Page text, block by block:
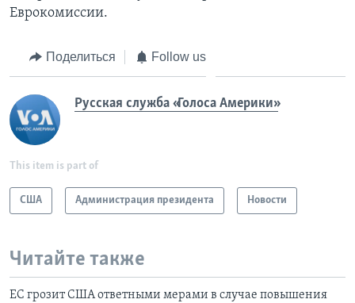
Еврокомиссии.
Поделиться Follow us
Русская служба «Голоса Америки»
This item is part of
США Администрация президента Новости
Читайте также
ЕС грозит США ответными мерами в случае повышения